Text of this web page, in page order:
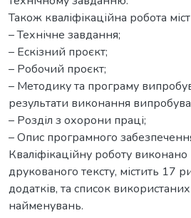
Також кваліфікаційна робота
– Технічне завдання;
– Ескізний проєкт;
– Робочий проєкт;
– Методику та програму
результати виконання
– Розділ з охорони праці;
– Опис програмного
Кваліфікаційну роботу
друкованого тексту, містить 17
додатків, та список
найменувань.